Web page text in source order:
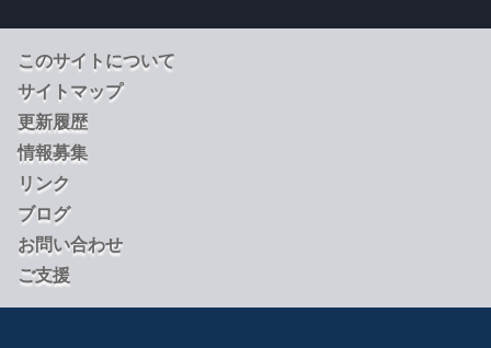
このサイトについて
サイトマップ
更新履歴
情報募集
リンク
ブログ
お問い合わせ
ご支援